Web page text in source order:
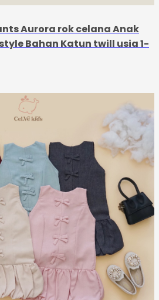
Aurora rok celana Anak
Bahan Katun twill usia 1-